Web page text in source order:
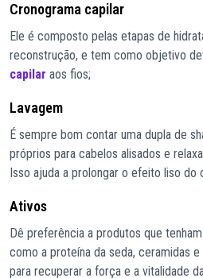
Cronograma capilar
Ele é composto pelas etapas de
reconstrução, e tem como objetivo
capilar aos fios;
Lavagem
É sempre bom contar uma dupla de
próprios para cabelos alisados e
Isso ajuda a prolongar o efeito liso do
Ativos
Dê preferência a produtos que
como a proteína da seda, ceramidas
para recuperar a força e a vitalidade